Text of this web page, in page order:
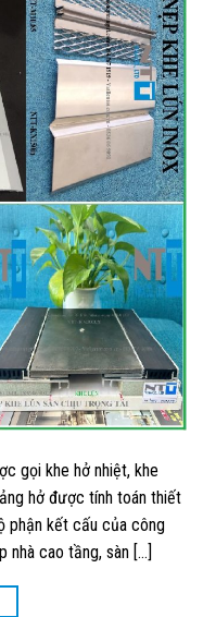
gọi khe hở nhiệt, khe
hở được tính toán thiết
phận kết cấu của công
nhà cao tầng, sàn […]